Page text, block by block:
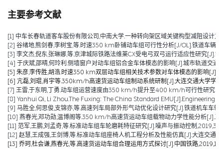
主要参考文献
[1] 中车长春轨道客车股份有限公司,中南大学.一种转向架区域关键构型减阻设计
[2] 谷绪地,熊剑春,李树宝,等.时速350 km卧铺动车组可行性分析[J/OL].铁道车
[3] 李文杰,倪东,张琳娜,等.京津城际铁路法维莱CX受电弓双弓运行适应性研究[J].
[4] 于庆斌,邵晴,何玲利.侧墙窗户对动车组铝合金车体模态的影响[J].城市轨道交
[5] 朱彦,李传胜,胡浩.时速350 km双层动车组相关技术参数对车体模态的影响[J].
[6] 亢磊,刘琨,肖宇等.350km/h高速货运动车组制动系统研制[J].大连交通大学学
[7] 王雷,于东明,丁勇.动车组运营速度由350 km/h提升至400 km/h可行性研究
[8] Yanhui Qi, Li Zhou.The Fuxing: The China Standard
[9] 马胜全,何思俊,支锦亦,等.高速列车局部外形气动优化设计研究[J].铁道机车车
[10] 燕春光,邓功勋,温博阁等.350 km/h高速货运动车组载物动力学性能分析[J].
[11] 范军,王鹏,刘孟奇,等.标准动车组车轮磨耗特征研究[J].噪声与振动控制
[12] 赵慧,王成强,王剑博,等.标准动车组座椅人机工程分析及性能仿真[J].大连交通
[13] 乔珂,杜会谦,燕春光,等.高速货运动车组合理运用方式探讨[J].中国铁路